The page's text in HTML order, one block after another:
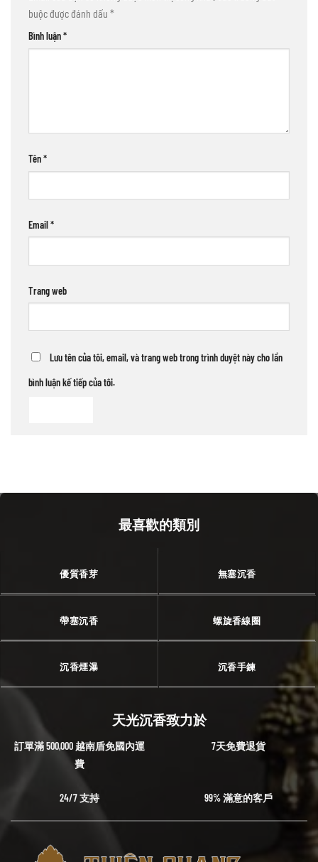
buộc được đánh dấu *
Bình luận*
Tên*
Email*
Trang web
Lưu tên của tôi, email, và trang web trong trình duyệt này cho lần
bình luận kế tiếp của tôi.
最喜歡的類別
優質香芽 無塞沉香
帶塞沉香 螺旋香線圈
沉香煙瀑 沉香手鍊
天光沉香致力於
訂單滿 500,000 越南盾免國內運
費
7天免費退貨
24/7 支持 99% 滿意的客戶